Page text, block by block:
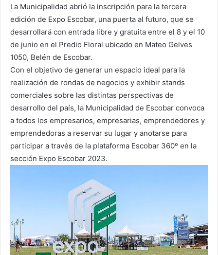
La Municipalidad abrió la inscripción para la tercera
edición de Expo Escobar, una puerta al futuro, que se
desarrollará con entrada libre y gratuita entre el 8 y el 10
de junio en el Predio Floral ubicado en Mateo Gelves
1050, Belén de Escobar.
Con el objetivo de generar un espacio ideal para la
realización de rondas de negocios y exhibir stands
comerciales sobre las distintas perspectivas de
desarrollo del país, la Municipalidad de Escobar convoca
a todos los empresarios, empresarias, emprendedores y
emprendedoras a reservar su lugar y anotarse para
participar a través de la plataforma Escobar 360º en la
sección Expo Escobar 2023.